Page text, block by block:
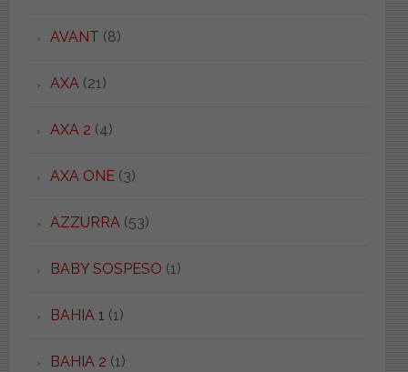
AVANT (8)
AXA (21)
AXA 2 (4)
AXA ONE(3)
AZZURRA (53)
BABY SOSPESO (1)
BAHIA 1 (1)
BAHIA 2 (1)